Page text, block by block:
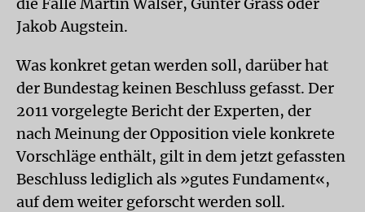
Jakob Augstein.
Was konkret getan werden soll, darüber hat
der Bundestag keinen Beschluss gefasst. Der
2011 vorgelegte Bericht der Experten, der
nach Meinung der Opposition viele konkrete
Vorschläge enthält, gilt in dem jetzt gefassten
Beschluss lediglich als »gutes Fundament«,
auf dem weiter geforscht werden soll.